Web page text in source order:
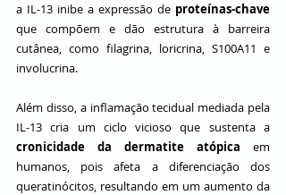
a IL-13 inibe a expressão de proteínas-chave
que compõem e dão estrutura à barreira
cutânea, como filagrina, loricrina, S100A11 e
involucrina.
Além disso, a inflamação tecidual mediada pela
cronicidade da dermatite atópica em
humanos, pois afeta a diferenciação dos
queratinócitos, resultando em um aumento da